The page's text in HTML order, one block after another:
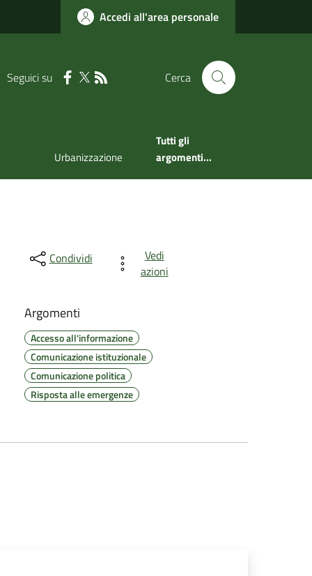
Accedi all'area personale
Seguici su Cerca
Urbanizzazione
Tutti gli
argomenti...
Condividi
Vedi
azioni
Argomenti
Accesso all'informazione
Comunicazione istituzionale
Comunicazione politica
Risposta alle emergenze